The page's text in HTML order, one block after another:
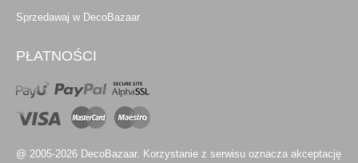
Sprzedawaj w DecoBazaar
PŁATNOŚCI
@ 2005-2026 DecoBazaar. Korzystanie z serwisu oznacza akceptację